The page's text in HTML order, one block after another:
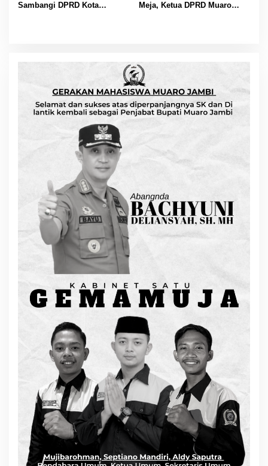
Sambangi DPRD Kota
Meja, Ketua DPRD Muaro